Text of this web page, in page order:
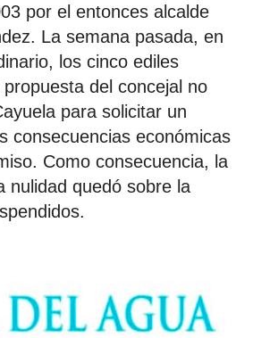
por el entonces alcalde
La semana pasada, en
los cinco ediles
del concejal no
para solicitar un
consecuencias económicas
Como consecuencia, la
nulidad quedó sobre la